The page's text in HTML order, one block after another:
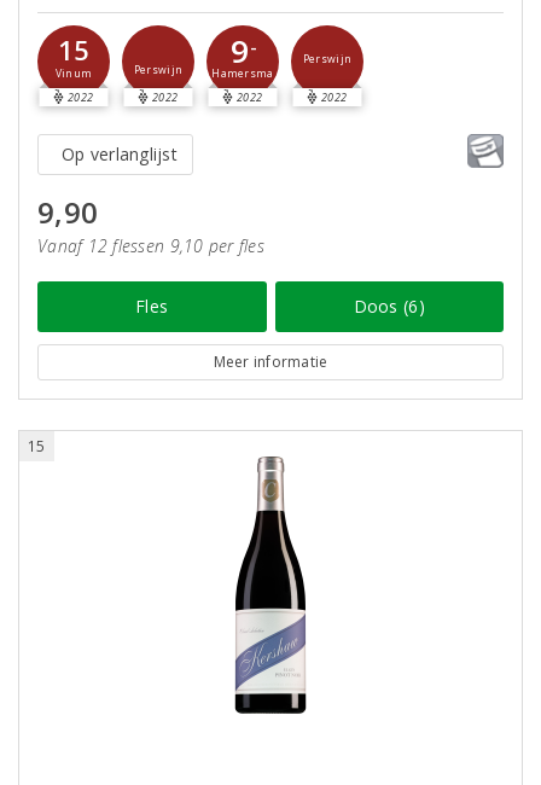
15
Vinum
2022
Perswijn
2022
9-
Hamersma
2022
Perswijn
2022
Op verlanglijst
9,90
Vanaf 12 flessen 9,10 per fles
Fles Doos (6)
Meer informatie
15